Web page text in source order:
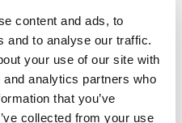
content and ads, to
and to analyse our traffic.
your use of our site with
analytics partners who
that you’ve
collected from your use
Bestandteile von
zu finden. Melisse wirkt
anderen Kräutern.
Sie Hopfen, Baldrian und
Teilen. Übergießen Sie